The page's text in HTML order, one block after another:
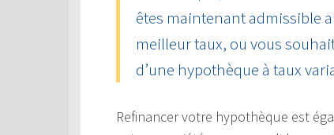
êtes maintenant admissible
meilleur taux, ou vous
d’une hypothèque à taux
Refinancer votre hypothèque est